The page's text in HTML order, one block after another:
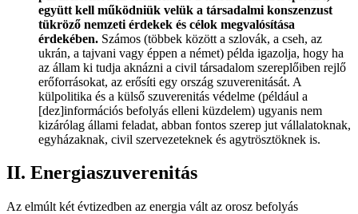
együtt kell működniük velük a társadalmi konszenzust
tükröző nemzeti érdekek és célok megvalósítása
érdekében. Számos (többek között a szlovák, a cseh, az
ukrán, a tajvani vagy éppen a német) példa igazolja, hogy ha
az állam ki tudja aknázni a civil társadalom szereplőiben rejlő
erőforrásokat, az erősíti egy ország szuverenitását. A
külpolitika és a külső szuverenitás védelme (például a
[dez]információs befolyás elleni küzdelem) ugyanis nem
kizárólag állami feladat, abban fontos szerep jut vállalatoknak,
egyházaknak, civil szervezeteknek és agytrösztöknek is.
II. Energiaszuverenitás
Az elmúlt két évtizedben az energia vált az orosz befolyás